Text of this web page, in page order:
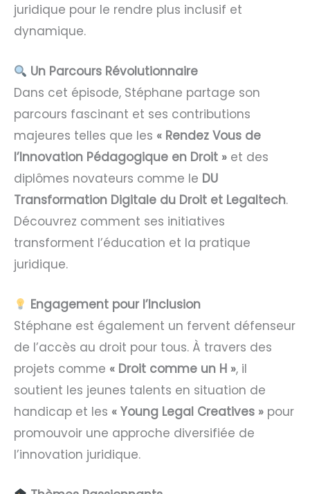
juridique pour le rendre plus inclusif et
dynamique.
Un Parcours Révolutionnaire
Dans cet épisode, Stéphane partage son
parcours fascinant et ses contributions
majeures telles que les « Rendez Vous de
l’Innovation Pédagogique en Droit » et des
diplômes novateurs comme le DU
Transformation Digitale du Droit et Legaltech.
Découvrez comment ses initiatives
transforment l’éducation et la pratique
juridique.
Engagement pour l’Inclusion
Stéphane est également un fervent défenseur
de l’accès au droit pour tous. À travers des
projets comme « Droit comme un H », il
soutient les jeunes talents en situation de
handicap et les « Young Legal Creatives » pour
promouvoir une approche diversifiée de
l’innovation juridique.